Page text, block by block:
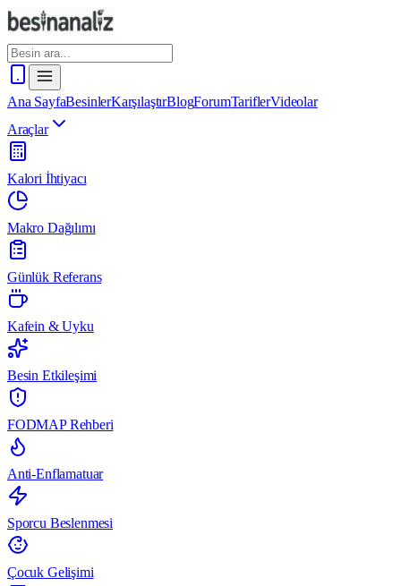
Ana SayfaBesinlerKarşılaştırBlogForumTariflerVideolar
Araçlar
Kalori İhtiyacı
Makro Dağılımı
Günlük Referans
Kafein & Uyku
Besin Etkileşimi
FODMAP Rehberi
Anti-Enflamatuar
Sporcu Beslenmesi
Çocuk Gelişimi